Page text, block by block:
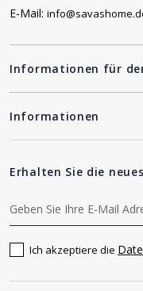
E-Mail:
Informationen für
Informationen
Erhalten Sie die
Ich akzeptiere die